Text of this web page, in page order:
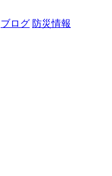
ブログ 防災情報